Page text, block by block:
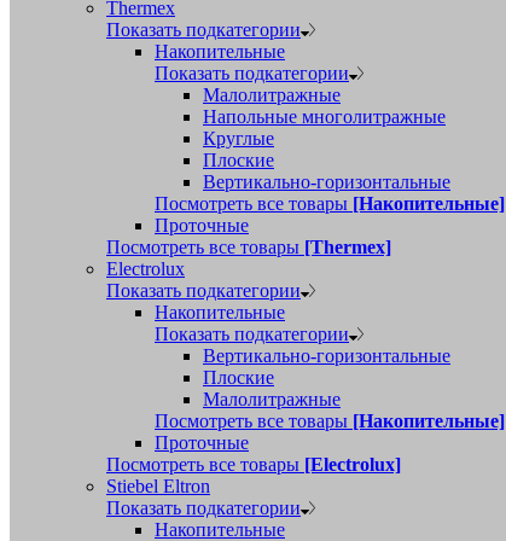
Thermex
Показать подкатегории
Накопительные
Показать подкатегории
Малолитражные
Напольные многолитражные
Круглые
Плоские
Вертикально-горизонтальные
Посмотреть все товары [Накопительные]
Проточные
Посмотреть все товары [Thermex]
Electrolux
Показать подкатегории
Накопительные
Показать подкатегории
Вертикально-горизонтальные
Плоские
Малолитражные
Посмотреть все товары [Накопительные]
Проточные
Посмотреть все товары [Electrolux]
Stiebel Eltron
Показать подкатегории
Накопительные